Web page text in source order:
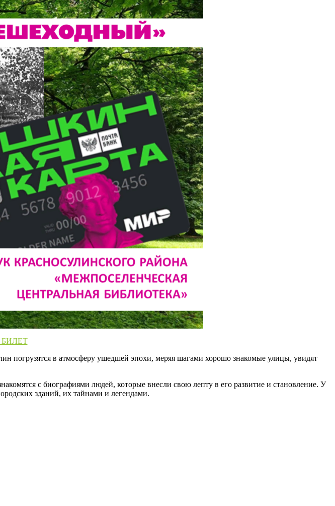
погрузятся в атмосферу ушедшей эпохи, меряя шагами хорошо знакомые улицы, увидят
с биографиями людей, которые внесли свою лепту в его развитие и становление. У
зданий, их тайнами и легендами.